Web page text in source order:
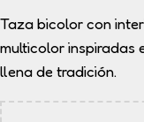
Taza bicolor con
multicolor inspiradas
llena de tradición.